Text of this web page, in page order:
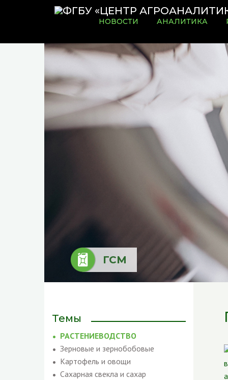
НОВОСТИ АНАЛИТИКА
ГСМ
Темы
РАСТЕНИЕВОДСТВО
Зерновые и зернобобовые
Картофель и овощи
Сахарная свекла и сахар